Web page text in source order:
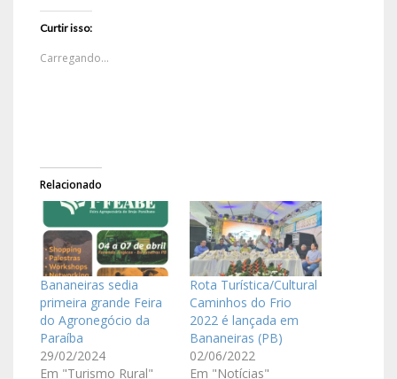
Curtir isso:
Carregando...
Relacionado
Bananeiras sedia
primeira grande Feira
do Agronegócio da
Paraíba
29/02/2024
Em "Turismo Rural"
Rota Turística/Cultural
Caminhos do Frio
2022 é lançada em
Bananeiras (PB)
02/06/2022
Em "Notícias"